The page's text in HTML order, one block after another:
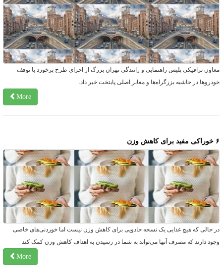
ترافیکی پلیس راهنمایی و رانندگی تهران بزرگ از اجرای طرح برخورد با توقف
در حاشیه بزرگراه‌ها و معابر اصلی پایتخت خبر داد.
More
حالی که هیچ غذایی یک نسخه جادویی برای کاهش وزن نیست اما خوردنی‌های خاصی
دارند که مصرف آنها می‌تواند به شما در رسیدن به اهداف کاهش وزن کمک کند
More